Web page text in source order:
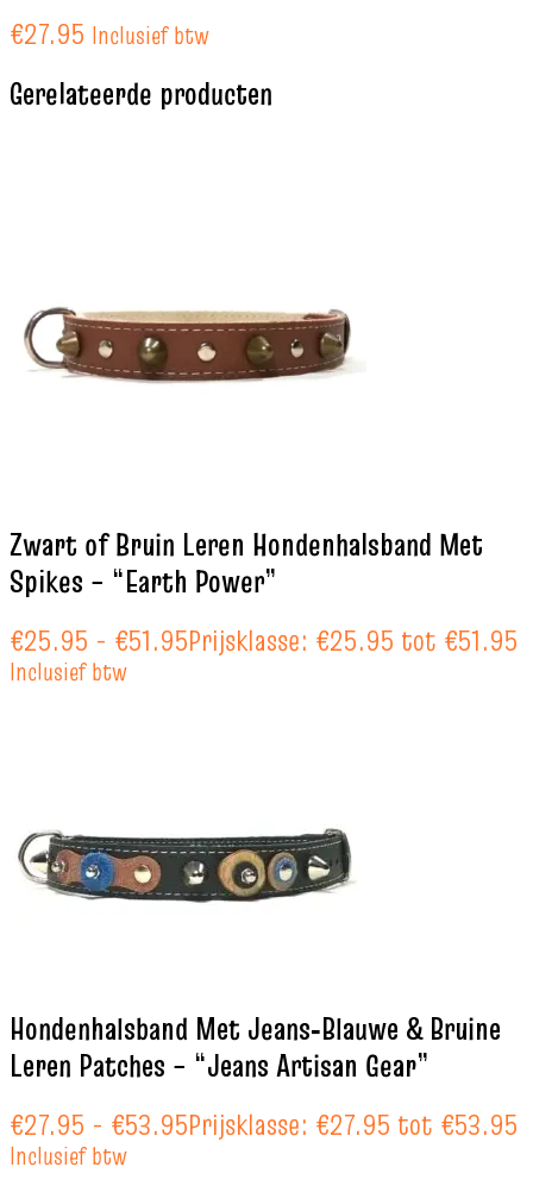
€27.95 Inclusief btw
Gerelateerde producten
Zwart of Bruin Leren Hondenhalsband Met
Spikes – “Earth Power”
€25.95 - €51.95Prijsklasse: €25.95 tot €51.95
Inclusief btw
Hondenhalsband Met Jeans‑Blauwe & Bruine
Leren Patches – “Jeans Artisan Gear”
€27.95 - €53.95Prijsklasse: €27.95 tot €53.95
Inclusief btw